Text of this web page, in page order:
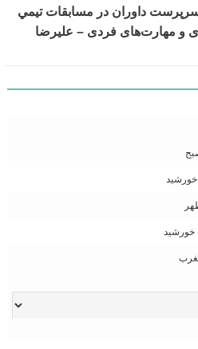
داوران در مسابقات تیمي
و مهارت‌های فردی – علیرضا